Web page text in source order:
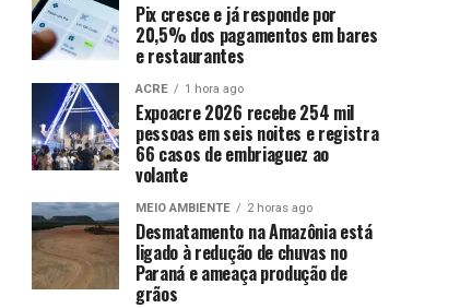
Pix cresce e já responde por
20,5% dos pagamentos em bares
e restaurantes
ACRE 1 hora ago
Expoacre 2026 recebe 254 mil
pessoas em seis noites e registra
66 casos de embriaguez ao
volante
MEIO AMBIENTE 2 horas ago
Desmatamento na Amazônia está
ligado à redução de chuvas no
Paraná e ameaça produção de
grãos